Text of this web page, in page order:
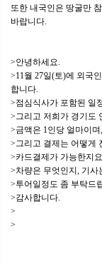
또한 내국인은 땅굴만
바랍니다.
>안녕하세요.
>11월 27일(토)에 외국
합니다.
>점심식사가 포함된 일
>그리고 저희가 경기도
>금액은 1인당 얼마이며,
>그리고 결제는 어떻게
>카드결제가 가능한지
>차량은 무엇인지, 기사
>투어일정도 좀 부탁드
>감사합니다.
>
>